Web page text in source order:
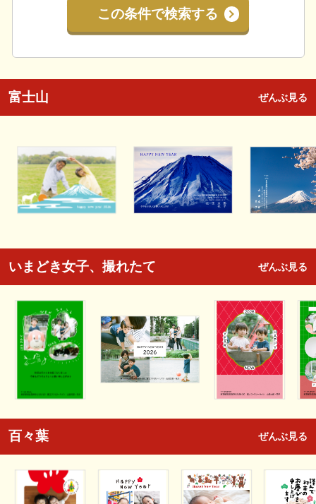
この条件で検索する
富士山 ぜんぶ見る
いまどき女子、撮れたて ぜんぶ見る
百々葉 ぜんぶ見る